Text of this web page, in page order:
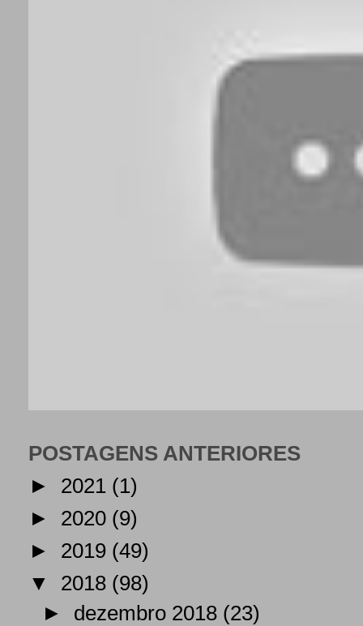
POSTAGENS ANTERIORES
► 2021 (1)
► 2020 (9)
► 2019 (49)
▼ 2018 (98)
► dezembro 2018 (23)